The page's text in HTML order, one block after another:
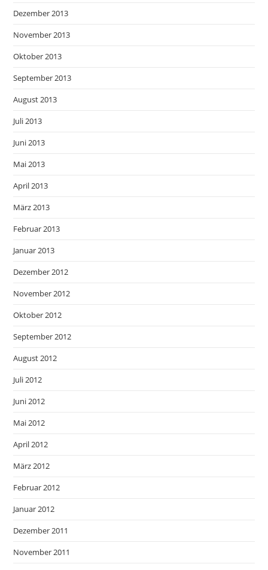
Dezember 2013
November 2013
Oktober 2013
September 2013
August 2013
Juli 2013
Juni 2013
Mai 2013
April 2013
März 2013
Februar 2013
Januar 2013
Dezember 2012
November 2012
Oktober 2012
September 2012
August 2012
Juli 2012
Juni 2012
Mai 2012
April 2012
März 2012
Februar 2012
Januar 2012
Dezember 2011
November 2011